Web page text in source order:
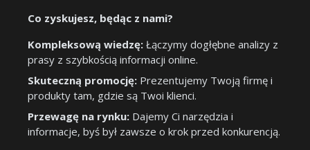
Co zyskujesz, będąc z nami?
Kompleksową wiedzę: Łączymy dogłębne analizy z
prasy z szybkością informacji online.
Skuteczną promocję: Prezentujemy Twoją firmę i
produkty tam, gdzie są Twoi klienci.
Przewagę na rynku: Dajemy Ci narzędzia i
informacje, byś był zawsze o krok przed konkurencją.